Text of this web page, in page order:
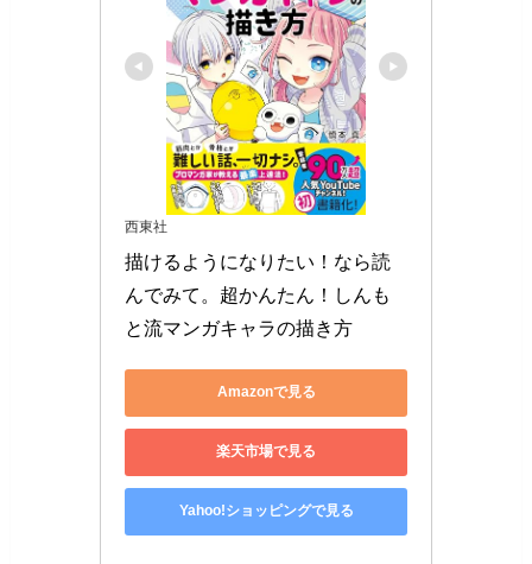
西東社
描けるようになりたい！なら読
んでみて。超かんたん！しんも
と流マンガキャラの描き方
Amazonで見る
楽天市場で見る
Yahoo!ショッピングで見る